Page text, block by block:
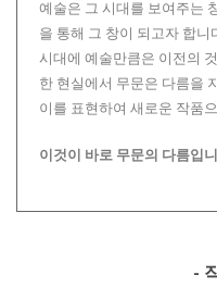
예술은 그 시대를 보여주는
을 통해 그 창이 되고자 합
시대에 예술만큼은 이전의
한 현실에서 무문은 다름을
이를 표현하여 새로운 작품
이것이 바로 무문의 다름입
-